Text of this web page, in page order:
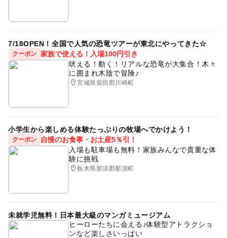
7/18OPEN！全国で人気の恐竜ツアーが東北にやってきた☆
クーポン 家族で使える！入場100円引き
吠える！動く！リアルな恐竜が大集合！木々
に囲まれ木陰で冒険♪
宮城県柴田郡川崎町
小学生から楽しめる体験たっぷりの牧場へでかけよう！
クーポン
自慢のお食事・お土産5％引！
入場も駐車場も無料！家族みんなで貴重な体
験に挑戦
栃木県那須郡那須町
未就学児無料！日本最大級のマンガミュージアム
ヒーローたちに会える♪体験型アトラクショ
ンなど楽しさいっぱい